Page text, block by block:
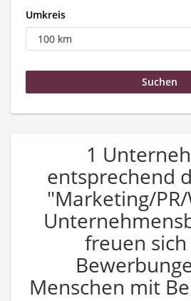
Umkreis
1
entsprechend
"Marketing/
freuen
Menschen mit